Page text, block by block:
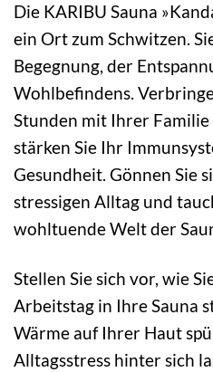
Die KARIBU Sauna
ein Ort zum Schwitzen.
Begegnung, der
Wohlbefindens.
Stunden mit Ihrer
stärken Sie Ihr
Gesundheit. Gönnen Sie
stressigen Alltag und
wohltuende Welt der
Stellen Sie sich vor, wie
Arbeitstag in Ihre Sauna
Wärme auf Ihrer Haut
Alltagsstress hinter sich